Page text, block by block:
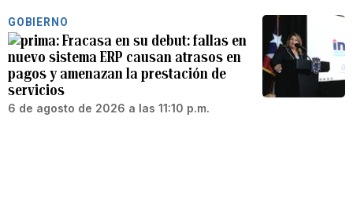
GOBIERNO
Fracasa en su debut: fallas en
nuevo sistema ERP causan atrasos en
pagos y amenazan la prestación de
servicios
6 de agosto de 2026 a las 11:10 p.m.